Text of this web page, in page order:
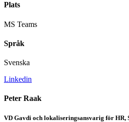
Plats
MS Teams
Språk
Svenska
Linkedin
Peter Raak
VD Gavdi och lokaliseringsansvarig för HR,